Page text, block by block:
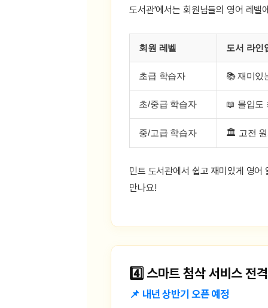
유용한영어표현
도서관'에서는 회원님들의 영어 레벨
회원 레벨 도서 라인
초급 학습자 📚 재미있
초/중급 학습자 📖 몰입도
중/고급 학습자 🏛️ 고전
민트 도서관에서 쉽고 재미있게 영
만나요!
4️⃣ 스마트 첨삭 서비스 전
📌 내년 상반기 오픈 예정